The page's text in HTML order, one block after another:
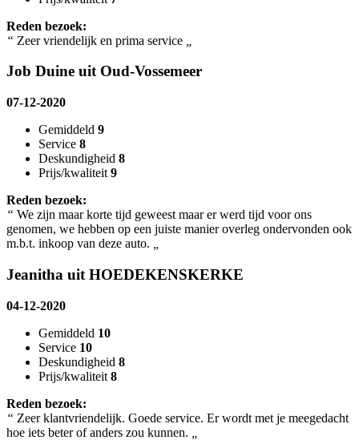
Reden bezoek:
“ Zeer vriendelijk en prima service
Job Duine uit Oud-Vossemeer
07-12-2020
Gemiddeld 9
Service 8
Deskundigheid 8
Prijs/kwaliteit 9
Reden bezoek:
“ We zijn maar korte tijd geweest maar er werd tijd voor ons
genomen, we hebben op een juiste manier overleg ondervonden ook
m.b.t. inkoop van deze auto.
Jeanitha uit HOEDEKENSKERKE
04-12-2020
Gemiddeld 10
Service 10
Deskundigheid 8
Prijs/kwaliteit 8
Reden bezoek:
“ Zeer klantvriendelijk. Goede service. Er wordt met je meegedacht
hoe iets beter of anders zou kunnen.